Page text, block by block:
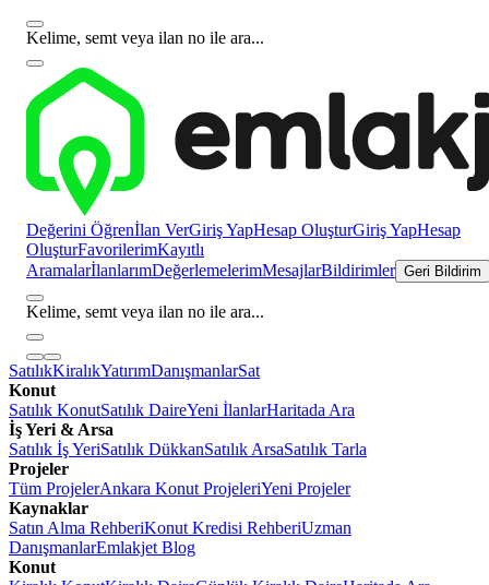
Kelime, semt veya ilan no ile ara...
Değerini Öğrenİlan VerGiriş YapHesap OluşturGiriş YapHesap
OluşturFavorilerimKayıtlı
AramalarİlanlarımDeğerlemelerimMesajlarBildirimler Geri Bildirim
Kelime, semt veya ilan no ile ara...
SatılıkKiralıkYatırımDanışmanlarSat
Konut
Satılık KonutSatılık DaireYeni İlanlarHaritada Ara
İş Yeri & Arsa
Satılık İş YeriSatılık DükkanSatılık ArsaSatılık Tarla
Projeler
Tüm ProjelerAnkara Konut ProjeleriYeni Projeler
Kaynaklar
Satın Alma RehberiKonut Kredisi RehberiUzman
DanışmanlarEmlakjet Blog
Konut